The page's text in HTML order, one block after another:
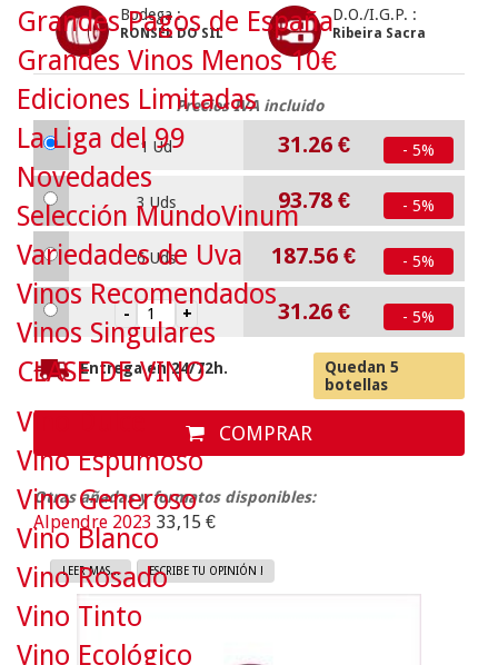
Bodega :
RONSEL DO SIL
D.O./I.G.P. :
Ribeira Sacra
Precios IVA incluido
1 Ud 31.26 € - 5%
3 Uds 93.78 € - 5%
6 Uds 187.56 € - 5%
31.26 € - 5%
Entrega en 24/72h.
Quedan 5
botellas
COMPRAR
Otras añadas y formatos disponibles:
Alpendre 2023 33,15 €
LEER MAS... ESCRIBE TU OPINIÓN !
Grandes Pagos de España
Grandes Vinos Menos 10€
Ediciones Limitadas
La Liga del 99
Novedades
Selección MundoVinum
Variedades de Uva
Vinos Recomendados
Vinos Singulares
CLASE DE VINO
Vino Dulce
Vino Espumoso
Vino Generoso
Vino Blanco
Vino Rosado
Vino Tinto
Vino Ecológico